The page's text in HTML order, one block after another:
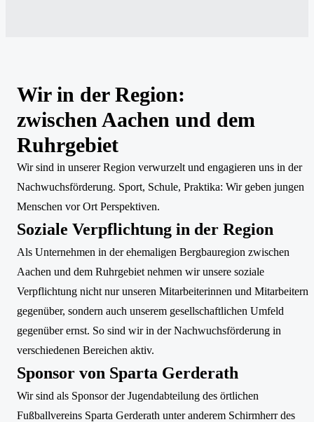
Wir in der Region:
zwischen Aachen und dem
Ruhrgebiet
Wir sind in unserer Region verwurzelt und engagieren uns in der
Nachwuchsförderung. Sport, Schule, Praktika: Wir geben jungen
Menschen vor Ort Perspektiven.
Soziale Verpflichtung in der Region
Als Unternehmen in der ehemaligen Bergbauregion zwischen
Aachen und dem Ruhrgebiet nehmen wir unsere soziale
Verpflichtung nicht nur unseren Mitarbeiterinnen und Mitarbeitern
gegenüber, sondern auch unserem gesellschaftlichen Umfeld
gegenüber ernst. So sind wir in der Nachwuchsförderung in
verschiedenen Bereichen aktiv.
Sponsor von Sparta Gerderath
Wir sind als Sponsor der Jugendabteilung des örtlichen
Fußballvereins Sparta Gerderath unter anderem Schirmherr des